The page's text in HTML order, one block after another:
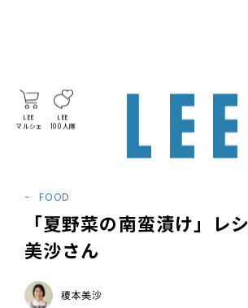
LEE
マルシェ
LEE
100人隊
FOOD
「夏野菜の南蛮漬け」レ
美沙さん
榎本美沙